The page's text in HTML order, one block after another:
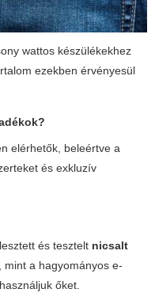
wattos készülékekhez
ezekben érvényesül
elérhetők, beleértve a
és exkluzív
és tesztelt nicsalt
mint a hagyományos e-
őket.